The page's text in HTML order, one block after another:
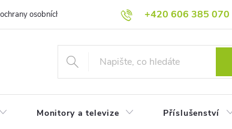
+420 606 385 070
osobních údajů Reklamační podmínky Reklamace
Monitory a televize Příslušenství